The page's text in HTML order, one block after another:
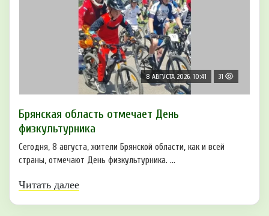
8 АВГУСТА 2026, 10:41 31
Брянская область отмечает День
физкультурника
Сегодня, 8 августа, жители Брянской области, как и всей
страны, отмечают День физкультурника. ...
Читать далее